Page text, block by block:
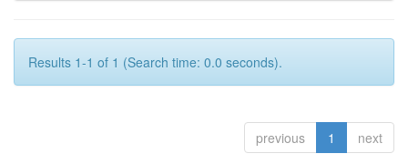
Results 1-1 of 1 (Search time: 0.0 seconds).
previous 1 next